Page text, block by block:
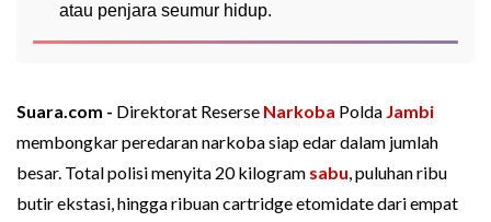
atau penjara seumur hidup.
Suara.com - Direktorat Reserse Narkoba Polda Jambi
membongkar peredaran narkoba siap edar dalam jumlah
besar. Total polisi menyita 20 kilogram sabu, puluhan ribu
butir ekstasi, hingga ribuan cartridge etomidate dari empat